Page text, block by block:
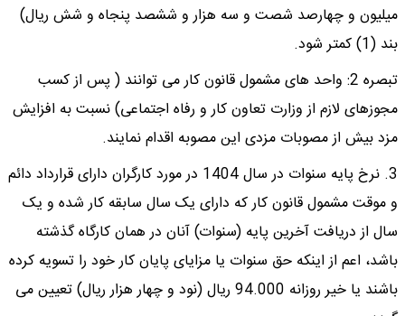
میلیون و چهارصد شصت و سه هزار و ششصد پنجاه و شش ریال)
بند (1) کمتر شود.
تبصره 2: واحد های مشمول قانون کار می توانند ( پس از کسب
مجوزهای لازم از وزارت تعاون کار و رفاه اجتماعی) نسبت به افزایش
مزد بیش از مصوبات مزدی این مصوبه اقدام نمایند.
3. نرخ پایه سنوات در سال 1404 در مورد کارگران دارای قرارداد دائم
و موقت مشمول قانون کار که دارای یک سال سابقه کار شده و یک
سال از دریافت آخرین پایه (سنوات) آنان در همان کارگاه گذشته
باشد، اعم از اینکه حق سنوات یا مزایای پایان کار خود را تسویه کرده
باشند یا خیر روزانه 94.000 ریال (نود و چهار هزار ریال) تعیین می